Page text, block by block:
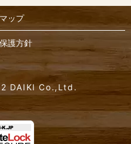
ップ
護方針
DAIKI Co.,Ltd.